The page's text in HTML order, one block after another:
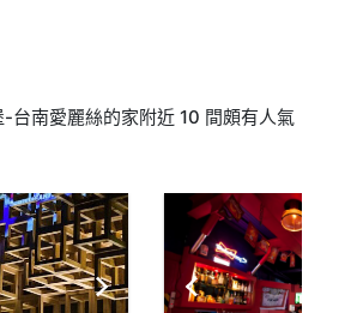
台南愛麗絲的家附近 10 間頗有人氣